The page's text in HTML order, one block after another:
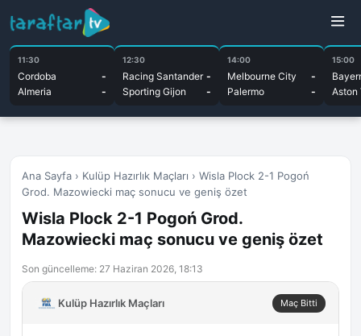
11:30
Cordoba
-
Almeria
-
12:30
Racing Santander -
Sporting Gijon
-
14:00
Melbourne City
-
Palermo
-
15:00
Aston
Ana Sayfa › Kulüp Hazırlık Maçları › Wisla Plock 2-1 Pogoń
Grod. Mazowiecki maç sonucu ve geniş özet
Wisla Plock 2-1 Pogoń Grod.
Mazowiecki maç sonucu ve geniş özet
Son güncelleme: 27 Haziran 2026, 18:13
Kulüp Hazırlık Maçları Maç Bitti